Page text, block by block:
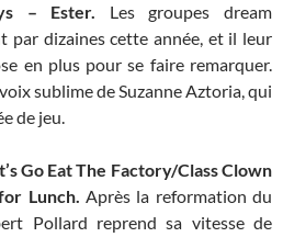
– Ester. Les groupes dream
par dizaines cette année, et il leur
en plus pour se faire remarquer.
voix sublime de Suzanne Aztoria, qui
de jeu.
Go Eat The Factory/Class Clown
Lunch. Après la reformation du
Pollard reprend sa vitesse de